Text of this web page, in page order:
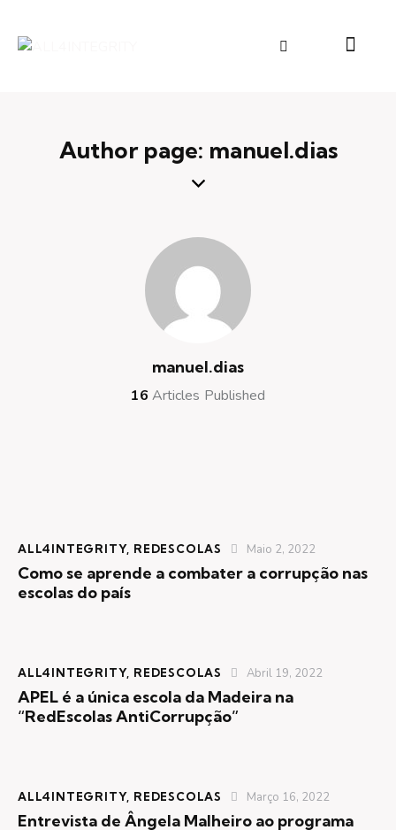
Author page: manuel.dias
manuel.dias
16 Articles Published
ALL4INTEGRITY, REDESCOLAS Maio 2, 2022
Como se aprende a combater a corrupção nas
escolas do país
ALL4INTEGRITY, REDESCOLAS Abril 19, 2022
APEL é a única escola da Madeira na
“RedEscolas AntiCorrupção”
ALL4INTEGRITY, REDESCOLAS Março 16, 2022
Entrevista de Ângela Malheiro ao programa